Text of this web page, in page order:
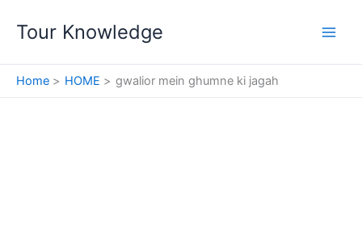
Tour Knowledge
Home HOME gwalior mein ghumne ki jagah